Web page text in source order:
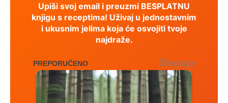
Upiši svoj email i preuzmi BESPLATNU
knjigu s receptima! Uživaj u jednostavnim
i ukusnim jelima koja će osvojiti tvoje
najdraže.